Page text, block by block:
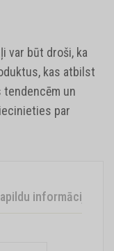
var būt droši, ka
kas atbilst
un
par
informācija